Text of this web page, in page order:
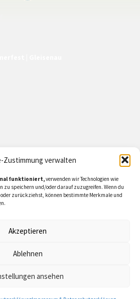
Zustimmung verwalten
funktioniert,verwenden wir Technologien wie
zu speichern und/oder darauf zuzugreifen. Wenn du
zurückziehst, können bestimmte Merkmale und
Akzeptieren
Ablehnen
ansehen
unsere Bürgermeister/in schreiben.